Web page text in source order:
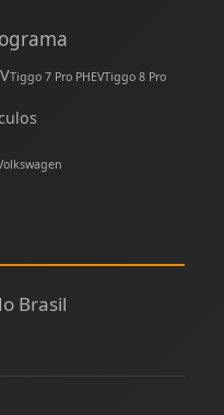
Tiggo 7 Pro PHEVTiggo 8 Pro
Brasil